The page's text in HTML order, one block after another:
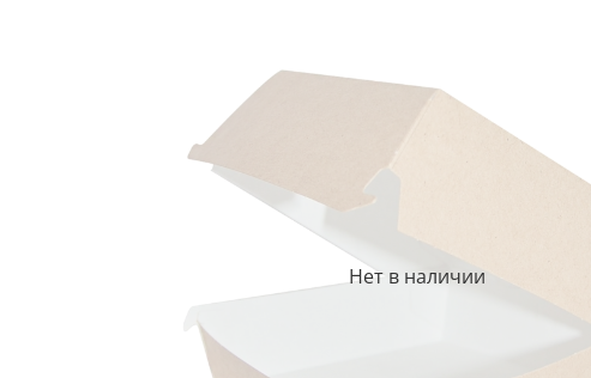
Нет в наличии